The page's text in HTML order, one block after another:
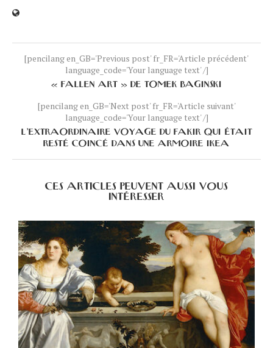
[pencilang en_GB='Previous post' fr_FR='Article précédent'
language_code='Your language text' /]
« FALLEN ART » DE TOMEK BAGINSKI
[pencilang en_GB='Next post' fr_FR='Article suivant'
language_code='Your language text' /]
L’EXTRAORDINAIRE VOYAGE DU FAKIR QUI ÉTAIT
RESTÉ COINCÉ DANS UNE ARMOIRE IKEA
CES ARTICLES PEUVENT AUSSI VOUS
INTÉRESSER